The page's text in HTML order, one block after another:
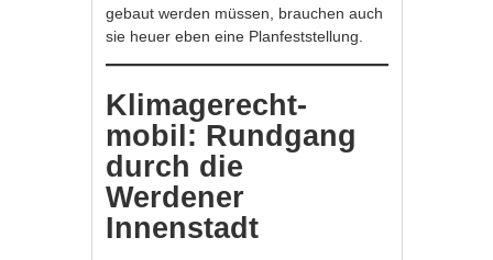
gebaut werden müssen, brauchen auch
sie heuer eben eine Planfeststellung.
Klimagerecht-
mobil: Rundgang
durch die
Werdener
Innenstadt